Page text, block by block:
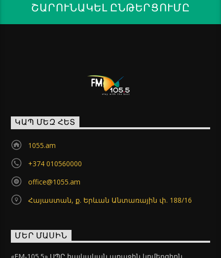
ՇԱՐՈՒՆԱԿԵԼ ԸՆԹԵՐՑՈՒՄԸ
ԿԱՊ ՄԵԶ ՀԵՏ
1055.am
+374 010560000
office@1055.am
Հայաստան, ք. Երևան Անտառային փ. 188/16
ՄԵՐ ՄԱՍԻՆ
«FM-105.5» ՍՊԸ հայկական առաջին կոմերցիոն